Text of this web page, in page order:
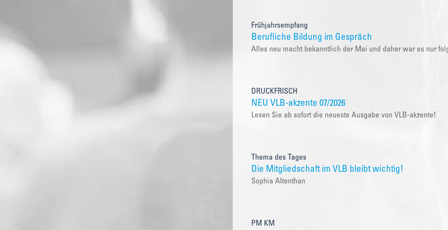
Frühjahrsempfang
Berufliche Bildung im Gespräch
Alles neu macht bekanntlich der Mai und daher war es nur
DRUCKFRISCH
NEU VLB-akzente 07/2026
Lesen Sie ab sofort die neueste Ausgabe von VLB-akzente!
Thema des Tages
Die Mitgliedschaft im VLB bleibt wichtig!
Sophia Altenthan
PM KM